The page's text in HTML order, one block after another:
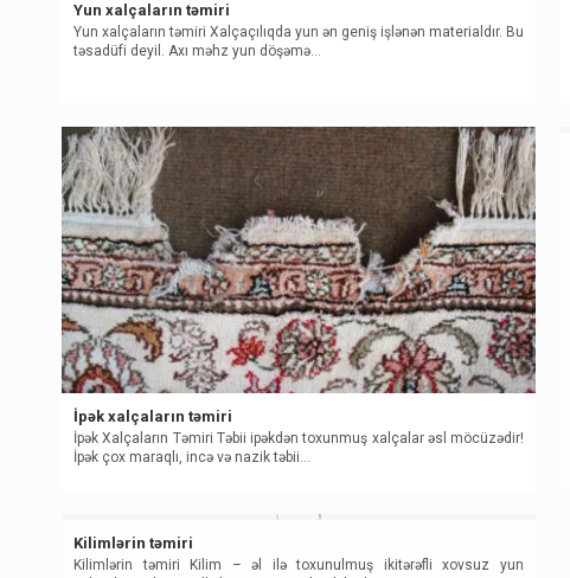
Yun xalçaların təmiri
Yun xalçaların təmiri Xalçaçılıqda yun ən geniş işlənən materialdır. Bu
təsadüfi deyil. Axı məhz yun döşəmə…
İpək xalçaların təmiri
İpək Xalçaların Təmiri Təbii ipəkdən toxunmuş xalçalar əsl möcüzədir!
İpək çox maraqlı, incə və nazik təbii…
Kilimlərin təmiri
Kilimlərin təmiri Kilim – əl ilə toxunulmuş ikitərəfli xovsuz yun